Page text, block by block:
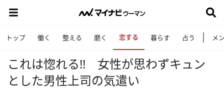
トップ 働く 整える 磨く 恋する 暮らす 占う メ
これは惚れる!! 女性が思わずキュン
とした男性上司の気遣い